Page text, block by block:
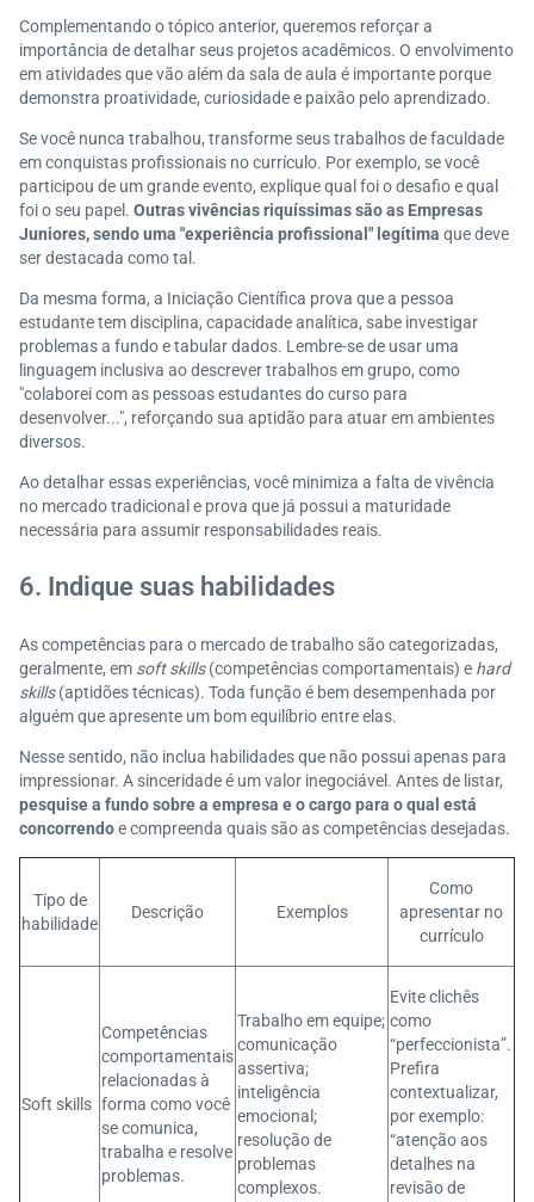
Complementando o tópico anterior, queremos reforçar a
importância de detalhar seus projetos acadêmicos. O envolvimento
em atividades que vão além da sala de aula é importante porque
demonstra proatividade, curiosidade e paixão pelo aprendizado.
Se você nunca trabalhou, transforme seus trabalhos de faculdade
em conquistas profissionais no currículo. Por exemplo, se você
participou de um grande evento, explique qual foi o desafio e qual
foi o seu papel. Outras vivências riquíssimas são as Empresas
Juniores, sendo uma "experiência profissional" legítima que deve
ser destacada como tal.
Da mesma forma, a Iniciação Científica prova que a pessoa
estudante tem disciplina, capacidade analítica, sabe investigar
problemas a fundo e tabular dados. Lembre-se de usar uma
linguagem inclusiva ao descrever trabalhos em grupo, como
"colaborei com as pessoas estudantes do curso para
desenvolver...", reforçando sua aptidão para atuar em ambientes
diversos.
Ao detalhar essas experiências, você minimiza a falta de vivência
no mercado tradicional e prova que já possui a maturidade
necessária para assumir responsabilidades reais.
6. Indique suas habilidades
As competências para o mercado de trabalho são categorizadas,
geralmente, em soft skills(competências comportamentais) e hard
skills(aptidões técnicas). Toda função é bem desempenhada por
alguém que apresente um bom equilíbrio entre elas.
Nesse sentido, não inclua habilidades que não possui apenas para
impressionar. A sinceridade é um valor inegociável. Antes de listar,
pesquise a fundo sobre a empresa e o cargo para o qual está
concorrendoe compreenda quais são as competências desejadas.
Tipo de
habilidade
Descrição Exemplos
Como
apresentar no
currículo
Soft skills
Competências
comportamentais
relacionadas à
forma como você
se comunica,
trabalha e resolve
problemas.
Trabalho em equipe;
comunicação
assertiva;
inteligência
emocional;
resolução de
problemas
complexos.
Evite clichês
como
“perfeccionista”.
Prefira
contextualizar,
por exemplo:
“atenção aos
detalhes na
revisão de